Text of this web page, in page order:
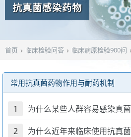
抗真菌感染药物
首页 › 临床检验问答 › 临床病原检验900问 ›
常用抗真菌药物作用与耐药机制
1 为什么某些人群容易感染真菌
2 为什么近年来临床使用抗真